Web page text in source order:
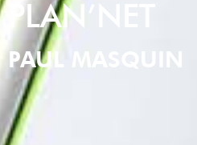
PLAN’NET
PAUL MASQUIN